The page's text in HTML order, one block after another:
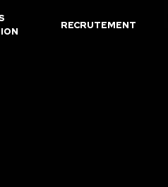
RECRUTEMENT